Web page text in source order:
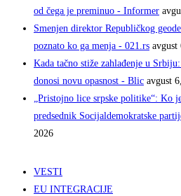
od čega je preminuo - Informer
Smenjen direktor Republičkog
poznato ko ga menja - 021.rs avgust
Kada tačno stiže zahlađenje u
donosi novu opasnost - Blic avgust
„Pristojno lice srpske politike“: Ko
predsednik Socijaldemokratske
2026
VESTI
EU INTEGRACIJE